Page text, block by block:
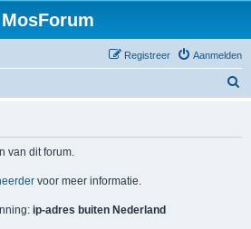
MosForum
Aanmelden
Registreer
van dit forum.
voor meer informatie.
ip-adres buiten Nederland